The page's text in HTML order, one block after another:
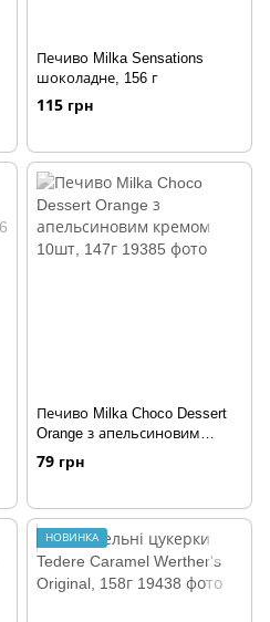
Печиво Milka Sensations
шоколадне, 156 г
115 грн
Печиво Milka Choco Dessert
Orange з апельсиновим
кремом 10шт, 147г
79 грн
НОВИНКА